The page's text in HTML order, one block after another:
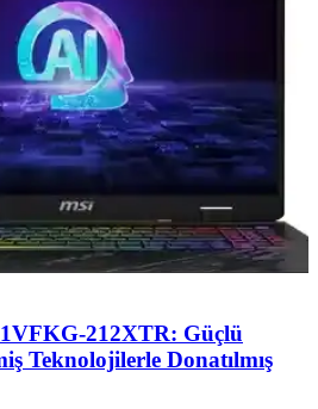
212XTR: Güçlü
Teknolojilerle Donatılmış